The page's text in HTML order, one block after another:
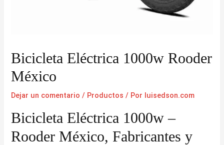
Bicicleta Eléctrica 1000w Rooder
México
Dejar un comentario / Productos / Por luisedson.com
Bicicleta Eléctrica 1000w –
Rooder México, Fabricantes y